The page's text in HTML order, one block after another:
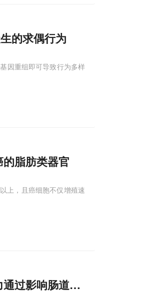
的求偶行为
因重组即可导致行为多样
脂肪类器官
上，且癌细胞不仅增殖速
过影响肠道中的布氏腺活